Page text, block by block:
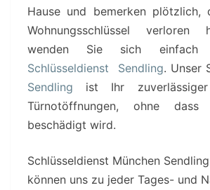
Hause und bemerken plötzlich,
Wohnungsschlüssel verloren
wenden Sie sich einfach
Schlüsseldienst Sendling. Unser
Sendling ist Ihr
Türnotöffnungen, ohne
beschädigt wird.
Schlüsseldienst München Sendling
können uns zu jeder Tages- und